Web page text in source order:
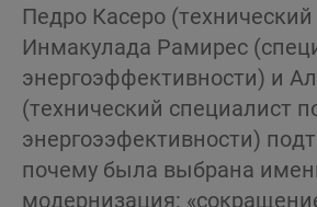
Педро Касеро (технический
Инмакулада Рамирес
энергоэффективности) и
(технический специалист
энергоээфективности)
почему была выбрана
модернизация: